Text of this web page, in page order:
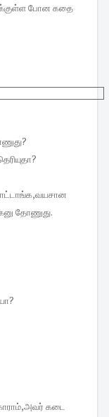
போன கதை
தோணுது.
கடை